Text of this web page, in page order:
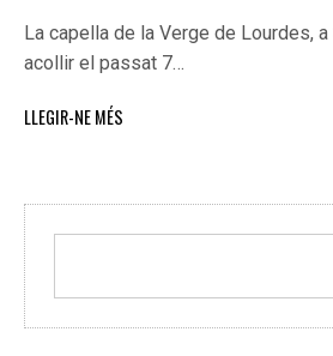
La capella de la Verge de Lourdes, a
acollir el passat 7…
LLEGIR-NE MÉS